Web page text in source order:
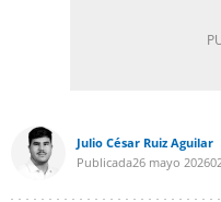
Julio César Ruiz Aguilar
Publicada26 mayo 2026